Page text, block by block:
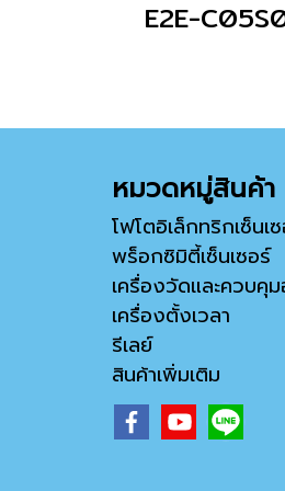
หมวดหมู่สินค้า
โฟโตอิเล็กทริกเซ็นเ
พร็อกซิมิตี้เซ็นเซอร์
เครื่องวัดและควบคุ
เครื่องตั้งเวลา
รีเลย์
สินค้าเพิ่มเติม